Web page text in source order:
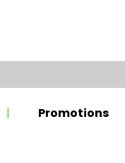
| Promotions